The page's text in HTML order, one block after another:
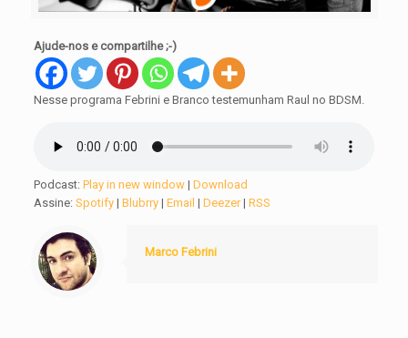
Ajude-nos e compartilhe ;-)
Nesse programa Febrini e Branco testemunham Raul no BDSM.
Podcast:Play in new window |Download
Assine:Spotify |Blubrry |Email |Deezer|RSS
Marco Febrini